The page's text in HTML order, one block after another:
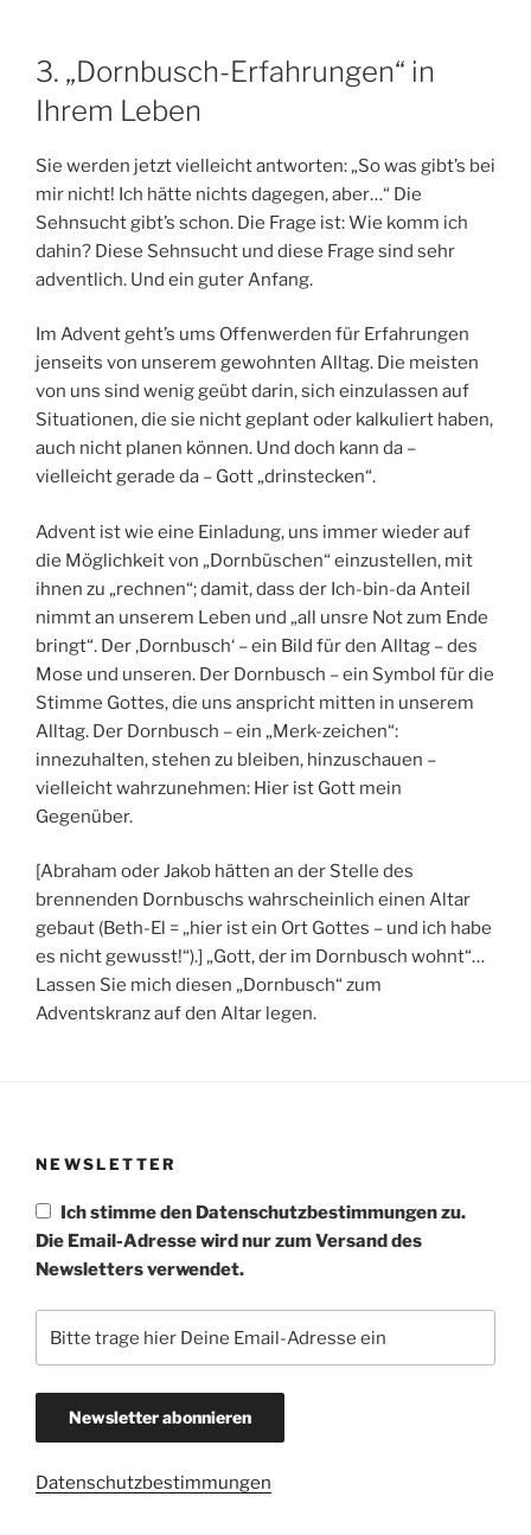
3. „Dornbusch-Erfahrungen“ in
Ihrem Leben
Sie werden jetzt vielleicht antworten: „So was gibt’s bei
mir nicht! Ich hätte nichts dagegen, aber…“ Die
Sehnsucht gibt’s schon. Die Frage ist: Wie komm ich
dahin? Diese Sehnsucht und diese Frage sind sehr
adventlich. Und ein guter Anfang.
Im Advent geht’s ums Offenwerden für Erfahrungen
jenseits von unserem gewohnten Alltag. Die meisten
von uns sind wenig geübt darin, sich einzulassen auf
Situationen, die sie nicht geplant oder kalkuliert haben,
auch nicht planen können. Und doch kann da –
vielleicht gerade da – Gott „drinstecken“.
Advent ist wie eine Einladung, uns immer wieder auf
die Möglichkeit von „Dornbüschen“ einzustellen, mit
ihnen zu „rechnen“; damit, dass der Ich-bin-da Anteil
nimmt an unserem Leben und „all unsre Not zum Ende
bringt“. Der ‚Dornbusch‘ – ein Bild für den Alltag – des
Mose und unseren. Der Dornbusch – ein Symbol für die
Stimme Gottes, die uns anspricht mitten in unserem
Alltag. Der Dornbusch – ein „Merk-zeichen“:
innezuhalten, stehen zu bleiben, hinzuschauen –
vielleicht wahrzunehmen: Hier ist Gott mein
Gegenüber.
[Abraham oder Jakob hätten an der Stelle des
brennenden Dornbuschs wahrscheinlich einen Altar
gebaut (Beth-El = „hier ist ein Ort Gottes – und ich habe
es nicht gewusst!“).] „Gott, der im Dornbusch wohnt“…
Lassen Sie mich diesen „Dornbusch“ zum
Adventskranz auf den Altar legen.
NEWSLETTER
Ich stimme den Datenschutzbestimmungen zu.
Die Email-Adresse wird nur zum Versand des
Newsletters verwendet.
Datenschutzbestimmungen